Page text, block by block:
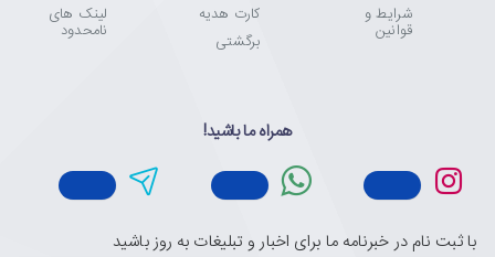
شرایط و
قوانین
کارت هدیه
برگشتی
لینک های
نامحدود
همراه ما باشید!
با ثبت نام در خبرنامه ما برای اخبار و تبلیغات به روز باشید